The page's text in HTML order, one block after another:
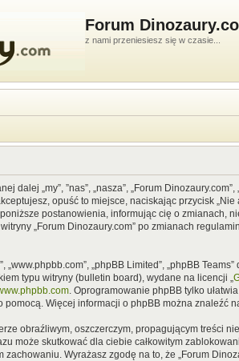
Forum
z nami przeniesiesz się w czasie...
dalej „my”, ”nas”, „nasza”, „Forum
opuść to miejsce, naciskając przycisk „Nie
postanowienia, informując cię o zmianach,
„Forum Dinozaury.com” po zmianach
„www.phpbb.com”, „phpBB Limited”, „phpBB
typu witryny (bulletin board), wydane na licencji „
. Oprogramowanie phpBB tylko
Więcej informacji o phpBB można znaleźć
obraźliwym, oszczerczym, propagującym treści
może skutkować dla ciebie całkowitym
Wyrażasz zgodę na to, że „Forum